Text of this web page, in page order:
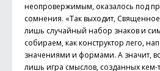
неопровержимым, оказалось под
сомнения. «Так выходит,
лишь случайный набор знаков и
собираем, как конструктор лего,
значениями и формами. А значит,
лишь игра смыслов, созданных